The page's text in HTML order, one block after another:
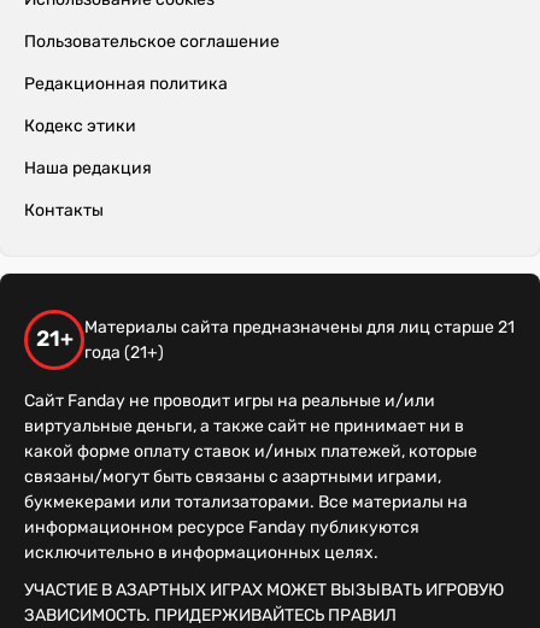
Пользовательское соглашение
Редакционная политика
Кодекс этики
Наша редакция
Контакты
21+
Материалы сайта предназначены для лиц старше 21
года (21+)
Сайт Fanday не проводит игры на реальные и/или
виртуальные деньги, а также сайт не принимает ни в
какой форме оплату ставок и/иных платежей, которые
связаны/могут быть связаны с азартными играми,
букмекерами или тотализаторами. Все материалы на
информационном ресурсе Fanday публикуются
исключительно в информационных целях.
УЧАСТИЕ В АЗАРТНЫХ ИГРАХ МОЖЕТ ВЫЗЫВАТЬ ИГРОВУЮ
ЗАВИСИМОСТЬ. ПРИДЕРЖИВАЙТЕСЬ ПРАВИЛ